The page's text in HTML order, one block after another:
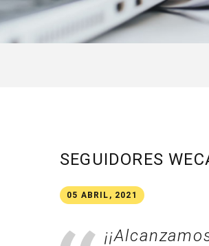
SEGUIDORES
05 ABRIL, 2021